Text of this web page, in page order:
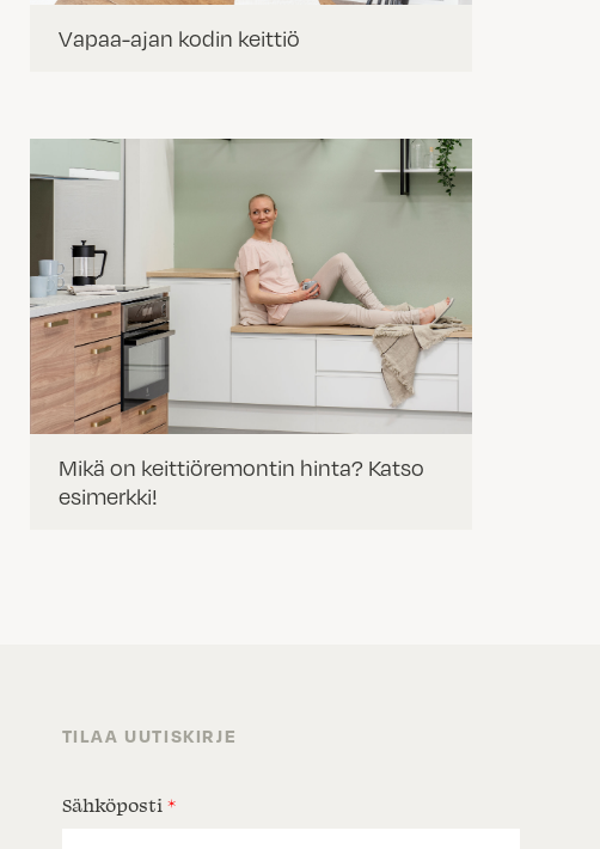
Vapaa-ajan kodin keittiö
Mikä on keittiöremontin hinta? Katso
esimerkki!
TILAA UUTISKIRJE
Sähköposti *